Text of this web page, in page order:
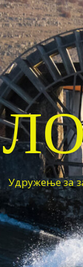
Удружење за